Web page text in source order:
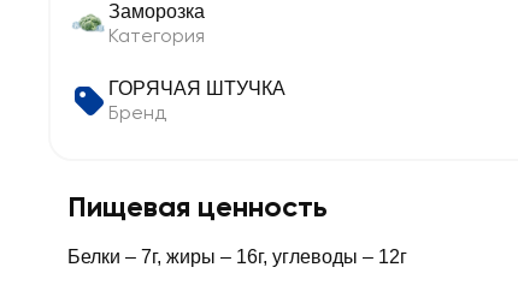
Заморозка
Категория
ГОРЯЧАЯ ШТУЧКА
Бренд
Пищевая ценность
Белки – 7г, жиры – 16г, углеводы – 12г